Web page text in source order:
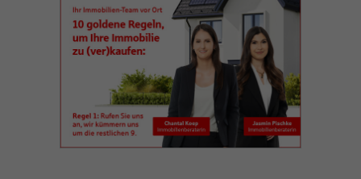
Alle akzeptieren Speichern und weiter
Zurück
Datenschutzeinstellungen
Essenziell (1)
Essenzielle Cookies ermöglichen grundlegende Funktionen und sind für die